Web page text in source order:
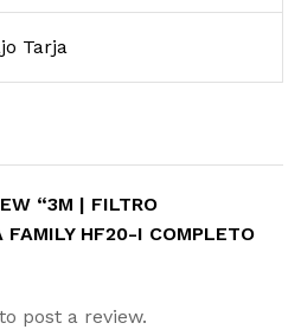
Tarja
“3M | FILTRO
FAMILY HF20-I COMPLETO
to post a review.